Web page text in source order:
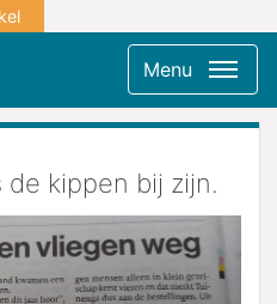
Menu
kippen bij zijn.